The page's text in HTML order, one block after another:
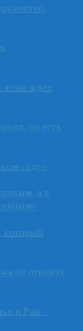
жена ждёт
но есть
саду»
а в
который
не откажут
и Раи –